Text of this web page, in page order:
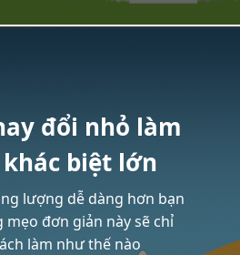
đổi nhỏ làm
biệt lớn
lượng dễ dàng hơn bạn
mẹo đơn giản này sẽ chỉ
làm như thế nào